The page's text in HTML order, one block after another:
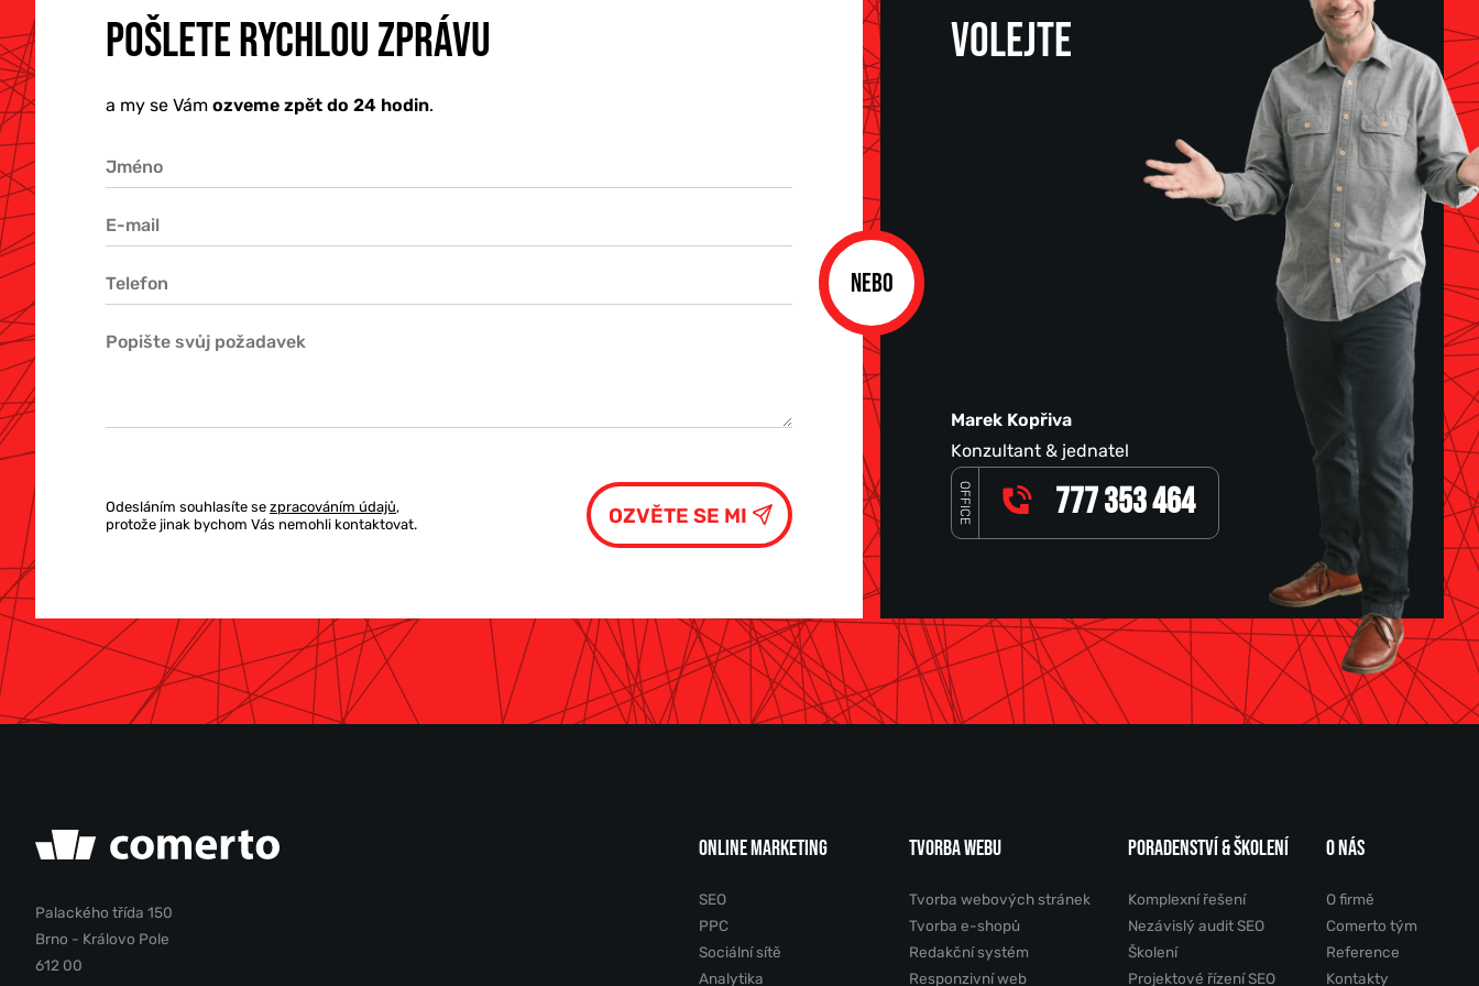
O NÁS
POŠLETE RYCHLOU ZPRÁVU
a my se Vám ozveme zpět do 24 hodin.
Odesláním souhlasíte se zpracováním údajů,
protože jinak bychom Vás nemohli kontaktovat.
NEBO
VOLEJTE
Marek Kopřiva
Konzultant & jednatel
OFFICE 777 353 464
Palackého třída 150
Brno - Královo Pole
612 00
ONLINE MARKETING
SEO
PPC
Sociální sítě
Analytika
TVORBA WEBU
Tvorba webových stránek
Tvorba e-shopů
Redakční systém
Responzivní web
PORADENSTVÍ & ŠKOLENÍ
Komplexní řešení
Nezávislý audit SEO
Školení
Projektové řízení SEO
O NÁS
O firmě
Comerto tým
Reference
Kontakty